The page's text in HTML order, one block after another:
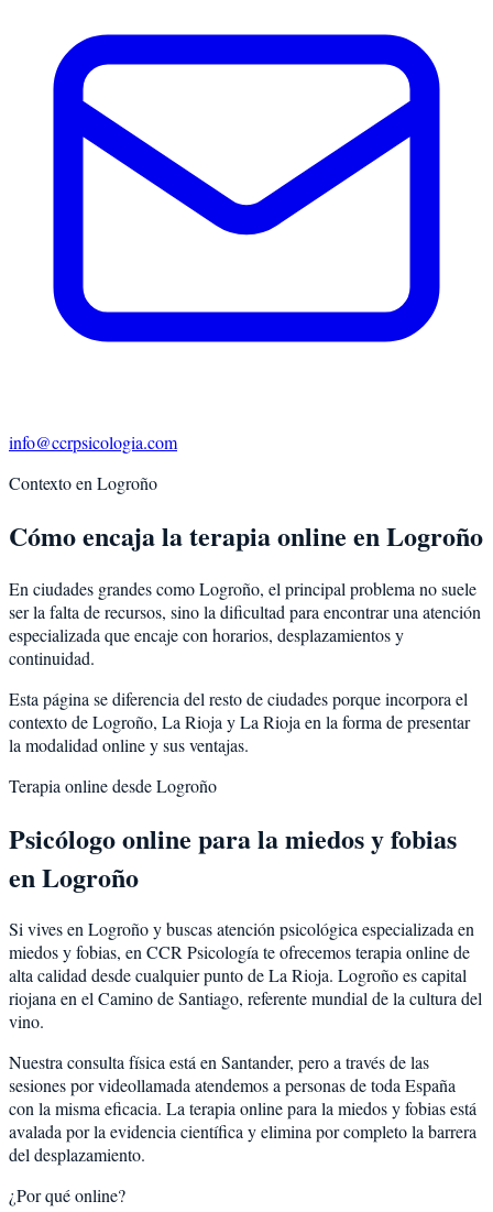
info@ccrpsicologia.com
Contexto en Logroño
Cómo encaja la terapia online en Logroño
En ciudades grandes como Logroño, el principal problema no suele
ser la falta de recursos, sino la dificultad para encontrar una atención
especializada que encaje con horarios, desplazamientos y
continuidad.
Esta página se diferencia del resto de ciudades porque incorpora el
contexto deLogroño, La Rioja yLa Rioja en la forma de presentar
la modalidad online y sus ventajas.
Terapia online desdeLogroño
Psicólogo online para lamiedos y fobias
enLogroño
Si vives enLogroñoy buscas atención psicológica especializada en
miedos y fobias, en CCR Psicología te ofrecemos terapia online de
alta calidad desde cualquier punto deLa Rioja. Logroñoescapital
riojana en el Camino de Santiago, referente mundial de la cultura del
vino.
Nuestra consulta física está en Santander, pero a través de las
sesiones por videollamada atendemos a personas de toda España
con la misma eficacia. La terapia online para lamiedos y fobiasestá
avalada por la evidencia científica y elimina por completo la barrera
del desplazamiento.
¿Por qué online?